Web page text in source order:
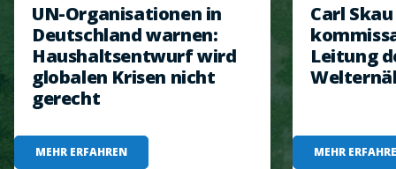
UN-Organisationen in
Deutschland warnen:
Haushaltsentwurf wird
globalen Krisen nicht
gerecht
MEHR ERFAHREN
Carl
Leitung
MEHR